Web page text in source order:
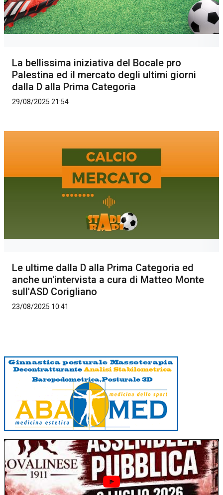
La bellissima iniziativa del Bocale pro
Palestina ed il mercato degli ultimi giorni
dalla D alla Prima Categoria
29/08/2025 21:54
Le ultime dalla D alla Prima Categoria ed
anche un'intervista a cura di Matteo Monte
sull'ASD Corigliano
23/08/2025 10:41